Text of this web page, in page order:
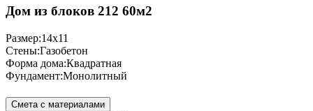
Дом из блоков 212 60м2
Размер:14x11
Стены:Газобетон
Форма дома:Квадратная
Фундамент:Монолитный
Смета с материалами